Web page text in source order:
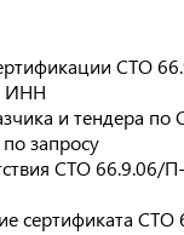
ИНН
запросу